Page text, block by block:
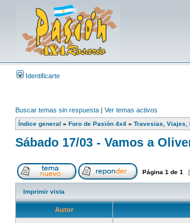
Identificarte
Buscar temas sin respuesta | Ver temas activos
Índice general » Foro de Pasión 4x4 » Travesias, Viajes,
Sábado 17/03 - Vamos a
Página 1 de 1
Imprimir vista
Autor